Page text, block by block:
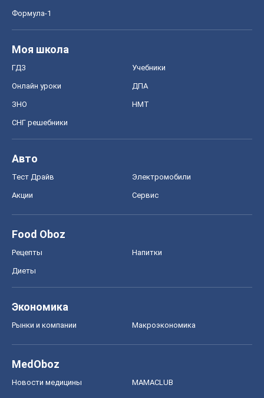
Формула-1
Моя школа
ГДЗ Учебники
Онлайн уроки ДПА
ЗНО НМТ
СНГ решебники
Авто
Тест Драйв Электромобили
Акции Сервис
Food Oboz
Рецепты Напитки
Диеты
Экономика
Рынки и компании Mакроэкономика
MedOboz
Новости медицины MAMACLUB